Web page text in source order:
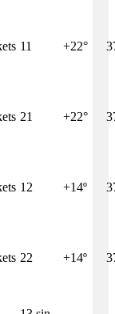
11 +22°
21 +22°
12 +14º
22 +14º